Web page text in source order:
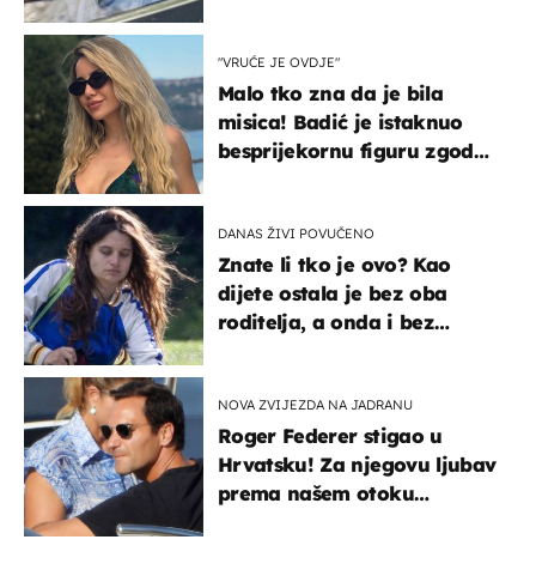
"VRUĆE JE OVDJE"
Malo tko zna da je bila
misica! Badić je istaknuo
besprijekornu figuru zgodne
DANAS ŽIVI POVUČENO
Znate li tko je ovo? Kao
dijete ostala je bez oba
roditelja, a onda i bez
NOVA ZVIJEZDA NA JADRANU
Roger Federer stigao u
Hrvatsku! Za njegovu ljubav
prema našem otoku